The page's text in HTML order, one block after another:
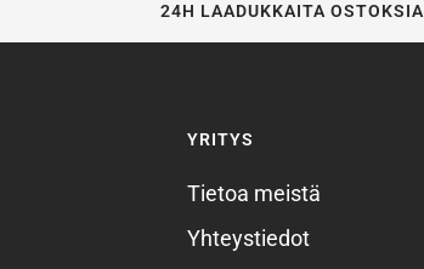
24H LAADUKKAITA OSTOKSIA
YRITYS
Tietoa meistä
Yhteystiedot